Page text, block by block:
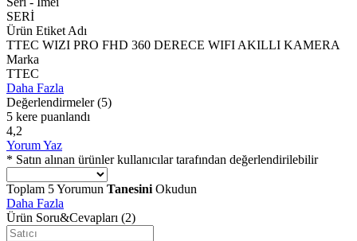
SERİ
Ürün Etiket Adı
TTEC WIZI PRO FHD 360 DERECE WIFI AKILLI KAMERA
Marka
TTEC
Daha Fazla
Değerlendirmeler (5)
5 kere puanlandı
4,2
Yorum Yaz
* Satın alınan ürünler kullanıcılar tarafından değerlendirilebilir
Toplam 5Yorumun TanesiniOkudun
Daha Fazla
Ürün Soru&Cevapları (2)